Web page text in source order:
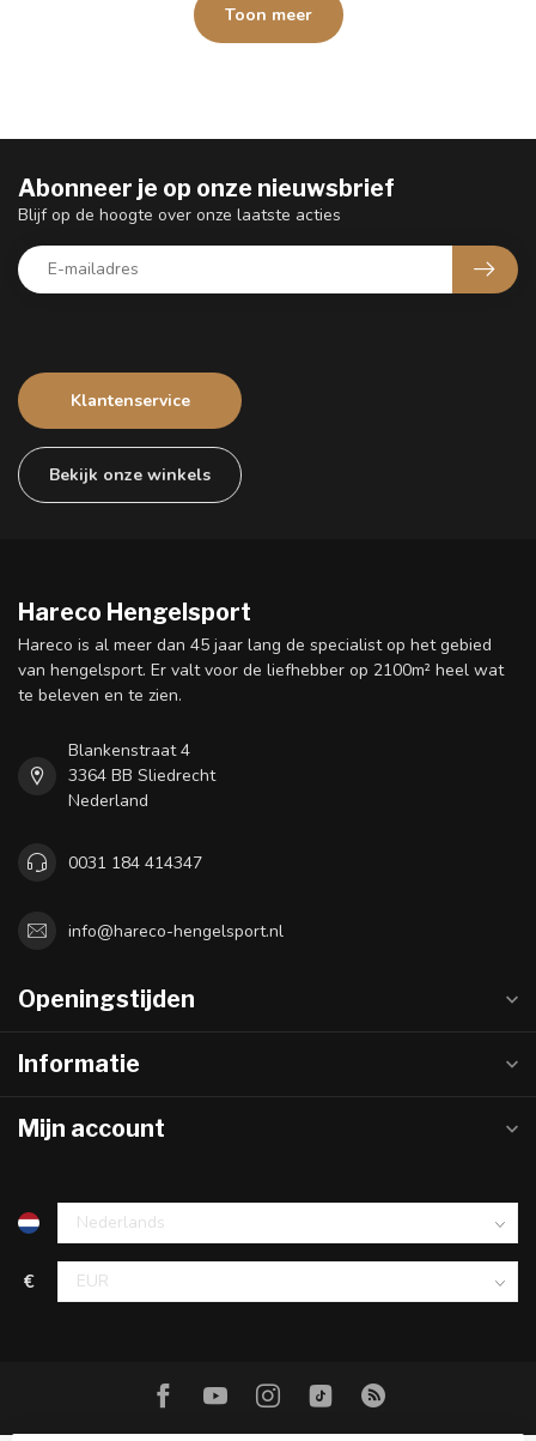
Toon meer
Klantenservice
Bekijk onze winkels
Abonneer je op onze nieuwsbrief
Blijf op de hoogte over onze laatste acties
Hareco Hengelsport
Hareco is al meer dan 45 jaar lang de specialist op het gebied
van hengelsport. Er valt voor de liefhebber op 2100m² heel wat
te beleven en te zien.
Blankenstraat 4
3364 BB Sliedrecht
Nederland
0031 184 414347
info@hareco-hengelsport.nl
Openingstijden
Informatie
Mijn account
€